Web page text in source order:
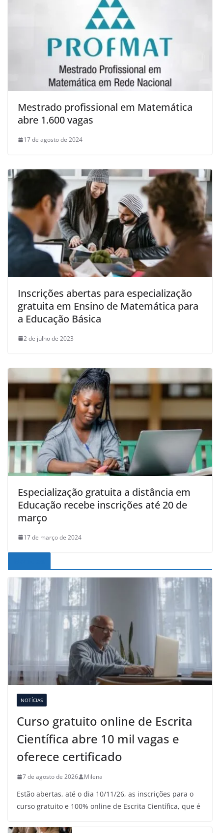
Mestrado profissional em Matemática
abre 1.600 vagas
17 de agosto de 2024
Inscrições abertas para especialização
gratuita em Ensino de Matemática para
a Educação Básica
2 de julho de 2023
Especialização gratuita a distância em
Educação recebe inscrições até 20 de
março
17 de março de 2024
NOTÍCIAS
Curso gratuito online de Escrita
Científica abre 10 mil vagas e
oferece certificado
7 de agosto de 2026 Milena
Estão abertas, até o dia 10/11/26, as inscrições para o
curso gratuito e 100% online de Escrita Científica, que é